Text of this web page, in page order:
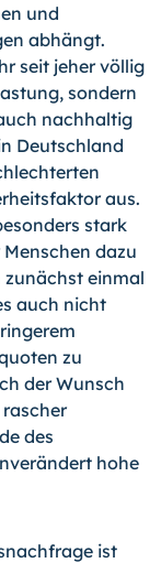
und
abhängt.
seit jeher völlig
sondern
nachhaltig
Deutschland
aus.
stark
dazu
einmal
auch nicht
zu
der Wunsch
des
hohe
ist